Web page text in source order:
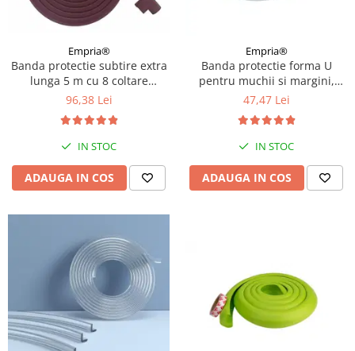
Empria®
Banda protectie subtire extra
lunga 5 m cu 8 coltare
incluse, 2.3x0.9x500 cm,
96,38 Lei
IN STOC
ADAUGA IN COS
Empria®
Banda protectie forma U
pentru muchii si margini,
3.5x0.7x200 cm, Gri
47,47 Lei
IN STOC
ADAUGA IN COS